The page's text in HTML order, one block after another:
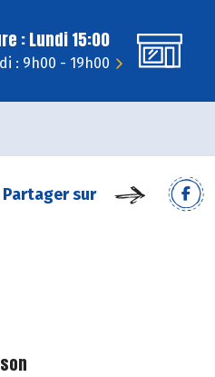
: Lundi 15:00
: 9h00 - 19h00
Partager sur